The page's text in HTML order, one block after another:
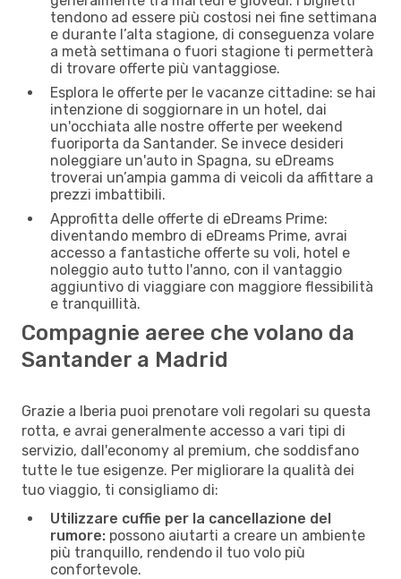
tendono ad essere più costosi nei fine settimana
e durante l’alta stagione, di conseguenza volare
a metà settimana o fuori stagione ti permetterà
di trovare offerte più vantaggiose.
Esplora le offerte per le vacanze cittadine: se hai
intenzione di soggiornare in un hotel, dai
un'occhiata alle nostre offerte per weekend
fuoriporta da Santander. Se invece desideri
noleggiare un'auto in Spagna, su eDreams
troverai un’ampia gamma di veicoli da affittare a
prezzi imbattibili.
Approfitta delle offerte di eDreams Prime:
diventando membro di eDreams Prime, avrai
accesso a fantastiche offerte su voli, hotel e
noleggio auto tutto l'anno, con il vantaggio
aggiuntivo di viaggiare con maggiore flessibilità
e tranquillità.
Compagnie aeree che volano da
Santander a Madrid
Grazie a Iberia puoi prenotare voli regolari su questa
rotta, e avrai generalmente accesso a vari tipi di
servizio, dall'economy al premium, che soddisfano
tutte le tue esigenze. Per migliorare la qualità dei
tuo viaggio, ti consigliamo di:
Utilizzare cuffie per la cancellazione del
rumore: possono aiutarti a creare un ambiente
più tranquillo, rendendo il tuo volo più
confortevole.